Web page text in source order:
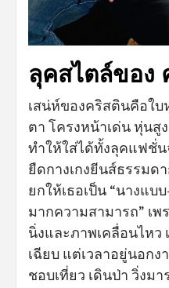
ลุคสไตล์ของ
เสน่ห์ของคริสตินคือใบ
ตา โครงหน้าเด่น หุ่นสู
ทำให้ใส่ได้ทั้งลุคแฟชั่น
ยืดกางเกงยีนส์ธรรมด
ยกให้เธอเป็น “นางแบ
มากความสามารถ” เพ
นิ่งและภาพเคลื่อนไหว
เฉียบ แต่เวลาอยู่นอก
ชอบเที่ยว เดินป่า วิ่งม